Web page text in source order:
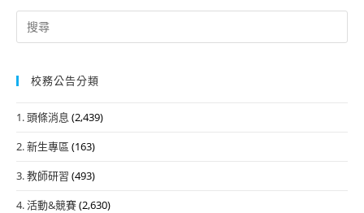
Search
for:
校務公告分類
1. 頭條消息 (2,439)
2. 新生專區 (163)
3. 教師研習 (493)
4. 活動&競賽(2,630)